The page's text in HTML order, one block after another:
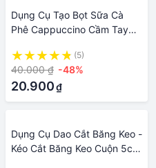
Dụng Cụ Tạo Bọt Sữa Cà
Phê Cappuccino Cầm Tay
(5)
40.000 ₫ -48%
20.900₫
Dụng Cụ Dao Cắt Băng Keo -
Kéo Cắt Băng Keo Cuộn 5cm